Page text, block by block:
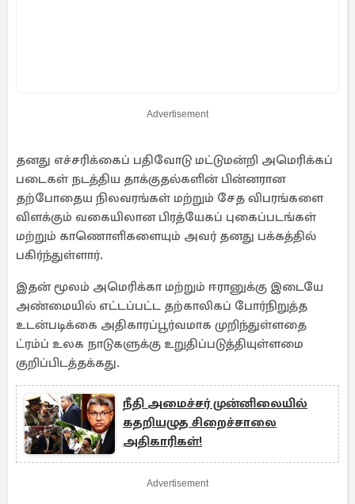
Advertisement
தனது எச்சரிக்கைப் பதிவோடு மட்டுமன்றி அமெரிக்கப்
படைகள் நடத்திய தாக்குதல்களின் பின்னரான
தற்போதைய நிலவரங்கள் மற்றும் சேத விபரங்களை
விளக்கும் வகையிலான பிரத்யேகப் புகைப்படங்கள்
மற்றும் காணொளிகளையும் அவர் தனது பக்கத்தில்
பகிர்ந்துள்ளார்.
இதன் மூலம் அமெரிக்கா மற்றும் ஈரானுக்கு இடையே
அண்மையில் எட்டப்பட்ட தற்காலிகப் போர்நிறுத்த
உடன்படிக்கை அதிகாரப்பூர்வமாக முறிந்துள்ளதை
ட்ரம்ப் உலக நாடுகளுக்கு உறுதிப்படுத்தியுள்ளமை
குறிப்பிடத்தக்கது.
நீதி அமைச்சர் முன்னிலையில்
கதறியழுத சிறைச்சாலை
அதிகாரிகள்!
Advertisement